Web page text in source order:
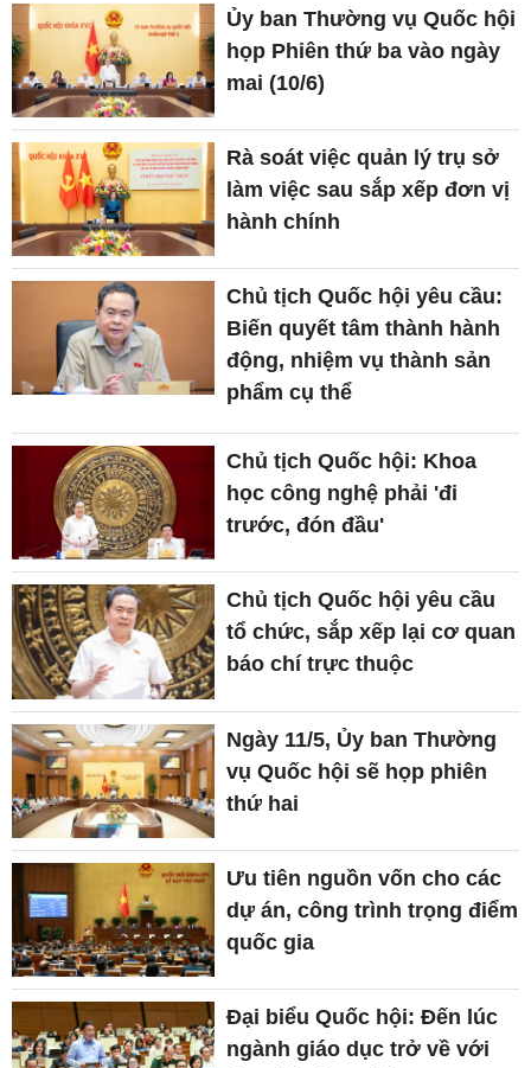
Ủy ban Thường vụ Quốc hội
họp Phiên thứ ba vào ngày
mai (10/6)
Rà soát việc quản lý trụ sở
làm việc sau sắp xếp đơn vị
hành chính
Chủ tịch Quốc hội yêu cầu:
Biến quyết tâm thành hành
động, nhiệm vụ thành sản
phẩm cụ thể
Chủ tịch Quốc hội: Khoa
học công nghệ phải 'đi
trước, đón đầu'
Chủ tịch Quốc hội yêu cầu
tổ chức, sắp xếp lại cơ quan
báo chí trực thuộc
Ngày 11/5, Ủy ban Thường
vụ Quốc hội sẽ họp phiên
thứ hai
Ưu tiên nguồn vốn cho các
dự án, công trình trọng điểm
quốc gia
Đại biểu Quốc hội: Đến lúc
ngành giáo dục trở về với